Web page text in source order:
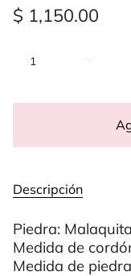
$ 1,150.00
1
Descripción
Piedra: Malaquita
Medida de
Medida de